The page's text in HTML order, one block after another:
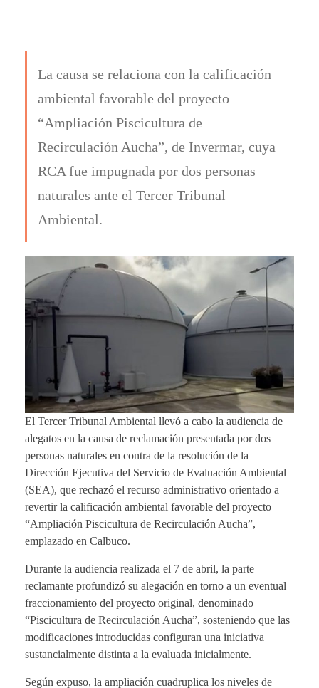
La causa se relaciona con la calificación
ambiental favorable del proyecto
“Ampliación Piscicultura de
Recirculación Aucha”, de Invermar, cuya
RCA fue impugnada por dos personas
naturales ante el Tercer Tribunal
Ambiental.
El Tercer Tribunal Ambiental llevó a cabo la audiencia de
alegatos en la causa de reclamación presentada por dos
personas naturales en contra de la resolución de la
Dirección Ejecutiva del Servicio de Evaluación Ambiental
(SEA), que rechazó el recurso administrativo orientado a
revertir la calificación ambiental favorable del proyecto
“Ampliación Piscicultura de Recirculación Aucha”,
emplazado en Calbuco.
Durante la audiencia realizada el 7 de abril, la parte
reclamante profundizó su alegación en torno a un eventual
fraccionamiento del proyecto original, denominado
“Piscicultura de Recirculación Aucha”, sosteniendo que las
modificaciones introducidas configuran una iniciativa
sustancialmente distinta a la evaluada inicialmente.
Según expuso, la ampliación cuadruplica los niveles de